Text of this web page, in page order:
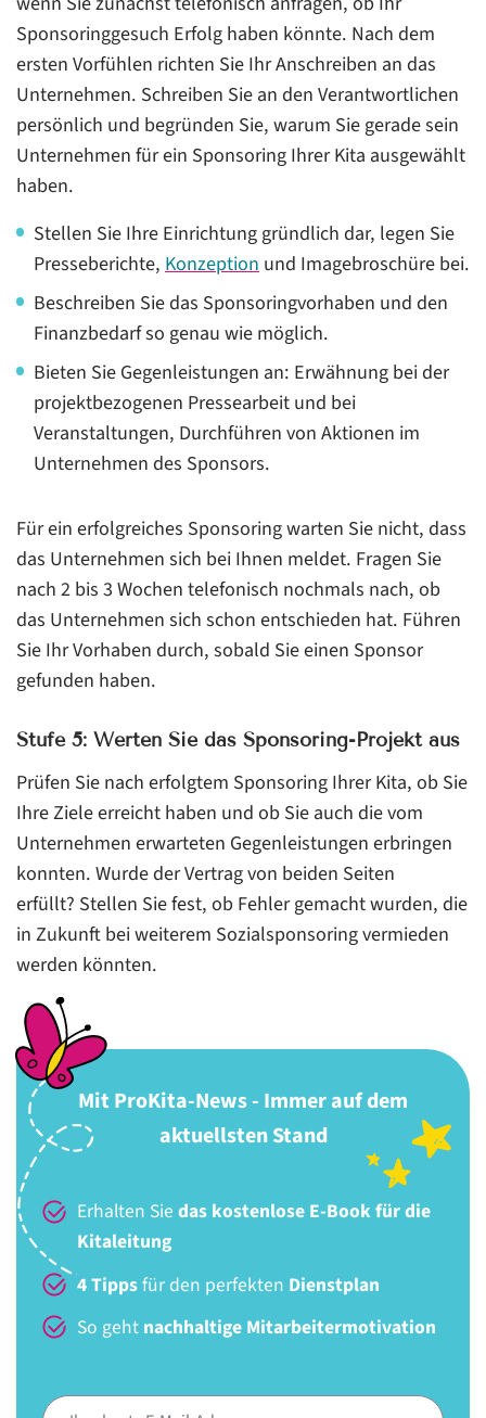
Mit ProKita-News - Immer auf dem
aktuellsten Stand
Erhalten Sie das kostenlose E-Book für die
Kitaleitung
4 Tippsfür den perfekten Dienstplan
So geht nachhaltige Mitarbeitermotivation
Sponsoringgesuch Erfolg haben könnte. Nach dem
ersten Vorfühlen richten Sie Ihr Anschreiben an das
Unternehmen. Schreiben Sie an den Verantwortlichen
persönlich und begründen Sie, warum Sie gerade sein
Unternehmen für ein Sponsoring Ihrer Kita ausgewählt
haben.
Stellen Sie Ihre Einrichtung gründlich dar, legen Sie
Presseberichte,Konzeptionund Imagebroschüre bei.
Beschreiben Sie das Sponsoringvorhaben und den
Finanzbedarf so genau wie möglich.
Bieten Sie Gegenleistungen an: Erwähnung bei der
projektbezogenen Pressearbeit und bei
Veranstaltungen, Durchführen von Aktionen im
Unternehmen des Sponsors.
Für ein erfolgreiches Sponsoring warten Sie nicht, dass
das Unternehmen sich bei Ihnen meldet. Fragen Sie
nach 2 bis 3 Wochen telefonisch nochmals nach, ob
das Unternehmen sich schon entschieden hat. Führen
Sie Ihr Vorhaben durch, sobald Sie einen Sponsor
gefunden haben.
Stufe 5: Werten Sie das Sponsoring-Projekt aus
Prüfen Sie nach erfolgtem Sponsoring Ihrer Kita, ob Sie
Ihre Ziele erreicht haben und ob Sie auch die vom
Unternehmen erwarteten Gegenleistungen erbringen
konnten. Wurde der Vertrag von beiden Seiten
erfüllt? Stellen Sie fest, ob Fehler gemacht wurden, die
in Zukunft bei weiterem Sozialsponsoring vermieden
werden könnten.